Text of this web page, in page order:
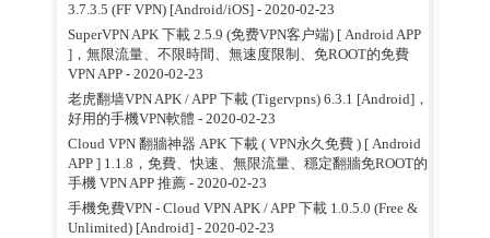
3.7.3.5 (FF VPN) [Android/iOS]- 2020-02-23
SuperVPN APK 下載 2.5.9 (免费VPN客户端) [ Android APP
]，無限流量、不限時間、無速度限制、免ROOT的免費
VPN APP- 2020-02-23
老虎翻墙VPN APK / APP 下載 (Tigervpns) 6.3.1 [Android]，
好用的手機VPN軟體 - 2020-02-23
Cloud VPN 翻牆神器 APK 下載 ( VPN永久免費 ) [ Android
APP ] 1.1.8，免費、快速、無限流量、穩定翻牆免ROOT的
手機 VPN APP 推薦- 2020-02-23
手機免費VPN - Cloud VPN APK / APP 下載 1.0.5.0 (Free &
Unlimited) [Android]- 2020-02-23